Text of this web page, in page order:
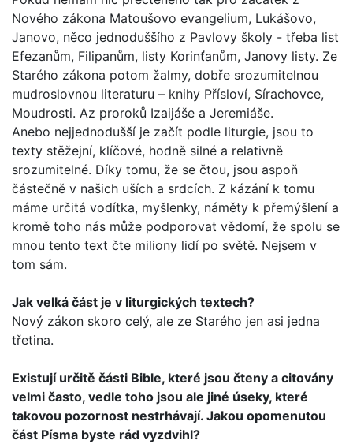
Nového záko­na Matoušovo evangelium, Lukášovo,
Janovo, něco jednoduš­šího z Pavlovy školy - třeba list
Efezanům, Filipanům, listy Korinťanům, Janovy listy. Ze
Starého zákona potom žalmy, dobře srozumitelnou
mudroslovnou literaturu – knihy Přísloví, Sírachovce,
Moudrosti. Az proroků Izaijáše a Jeremiáše.
Anebo nejjednodušší je začít podle liturgie, jsou to
texty stěžejní, klíčové, hodně silné a relativně
srozumitelné. Díky tomu, že se čtou, jsou aspoň
částečně v našich uších a srd­cích. Z kázání k tomu
máme určitá vodítka, myšlenky, náměty k přemýšlení a
kromě toho nás může podporovat vědomí, že spolu se
mnou tento text čte miliony lidí po světě. Nejsem v
tom sám.
Jak velká část je v liturgických textech?
Nový zákon skoro celý, ale ze Starého jen asi jedna
třetina.
Existují určitě části Bible, které jsou čteny a citovány
velmi často, vedle toho jsou ale jiné úseky, které
takovou pozor­nost nestrhávají. Jakou opomenutou
část Písma byste rád vyzdvihl?